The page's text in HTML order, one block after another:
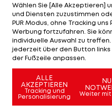
Wählen Sie [Alle Akzeptieren]
und Diensten zuzustimmen
PUR Modus, ohne Tracking
Werbung fortzufahren. Sie
individuelle Auswahl zu
jederzeit über den Button links
der Fußzeile anpassen.
ALLE
AKZEPTIEREN
Tracking und
Personalisierung
Weiter mit